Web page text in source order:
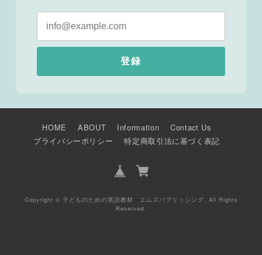
登録
HOME ABOUT Information
Contact Us
プライバシーポリシー
特定商取引法に基づく表記
Copyright © 子どものための英語教材 エムズパブリッシング. All Rights
Reserved.